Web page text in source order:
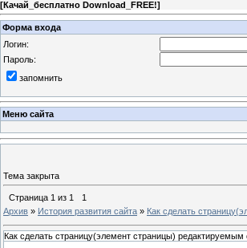
[Качай_бесплатно Download_FREE!]
Форма входа
Логин:
Пароль:
запомнить
Меню сайта
Тема закрыта
Страница 1 из 1
1
Архив » История развития сайта » Как сделать
Как сделать страницу(элемент страницы) редактируемым